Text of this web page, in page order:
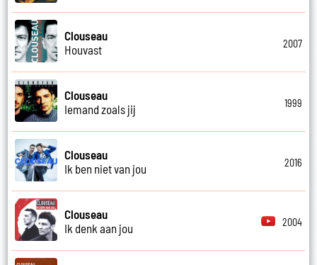
Clouseau
Houvast
2007
Clouseau
Iemand zoals jij
1999
Clouseau
Ik ben niet van jou
2016
Clouseau
Ik denk aan jou
2004